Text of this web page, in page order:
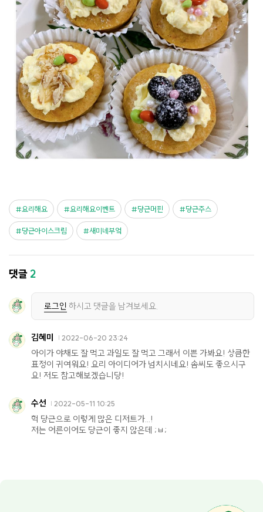
요리해요 요리해요이벤트 당근머핀 당근주스
당근아이스크림 새미네부엌
댓글2
로그인 하시고 댓글을 남겨보세요.
김혜미 2022-06-20 23:24
아이가 야채도 잘 먹고 과일도 잘 먹고 그래서 이쁜 가봐요! 상큼한
표정이 귀여워요! 요리 아이디어가 넘치시네요! 솜씨도 좋으시구
요! 저도 참고해보겠습니당!
수선 2022-05-11 10:25
헉 당근으로 이렇게 많은 디저트가...!
저는 어른이어도 당근이 좋지 않은데 ;ㅂ;